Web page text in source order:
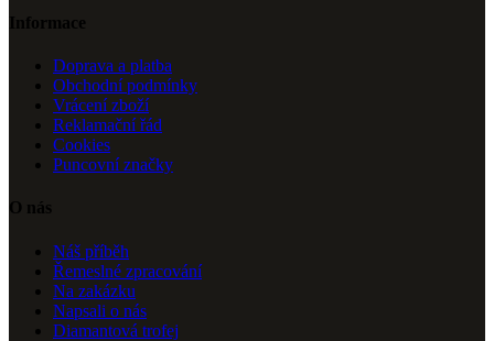
Informace
Doprava a platba
Obchodní podmínky
Vrácení zboží
Reklamační řád
Cookies
Puncovní značky
O nás
Náš příběh
Řemeslné zpracování
Na zakázku
Napsali o nás
Diamantová trofej